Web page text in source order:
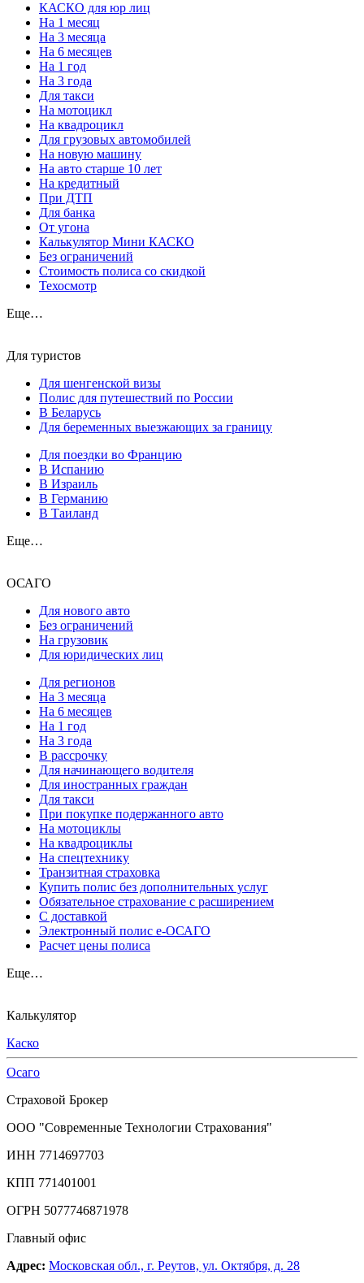
КАСКО для юр лиц
На 1 месяц
На 3 месяца
На 6 месяцев
На 1 год
На 3 года
Для такси
На мотоцикл
На квадроцикл
Для грузовых автомобилей
На новую машину
На авто старше 10 лет
На кредитный
При ДТП
Для банка
От угона
Калькулятор Мини КАСКО
Без ограничений
Стоимость полиса со скидкой
Техосмотр
Еще…
Для туристов
Для шенгенской визы
Полис для путешествий по России
В Беларусь
Для беременных выезжающих за границу
Для поездки во Францию
В Испанию
В Израиль
В Германию
В Таиланд
Еще…
ОСАГО
Для нового авто
Без ограничений
На грузовик
Для юридических лиц
Для регионов
На 3 месяца
На 6 месяцев
На 1 год
На 3 года
В рассрочку
Для начинающего водителя
Для иностранных граждан
Для такси
При покупке подержанного авто
На мотоциклы
На квадроциклы
На спецтехнику
Транзитная страховка
Купить полис без дополнительных услуг
Обязательное страхование с расширением
С доставкой
Электронный полис е-ОСАГО
Расчет цены полиса
Еще…
Калькулятор
Каско
Осаго
Страховой Брокер
ООО "Современные Технологии Страхования"
ИНН 7714697703
КПП 771401001
ОГРН 5077746871978
Главный офис
Адрес: Московская обл., г. Реутов, ул. Октября, д. 28